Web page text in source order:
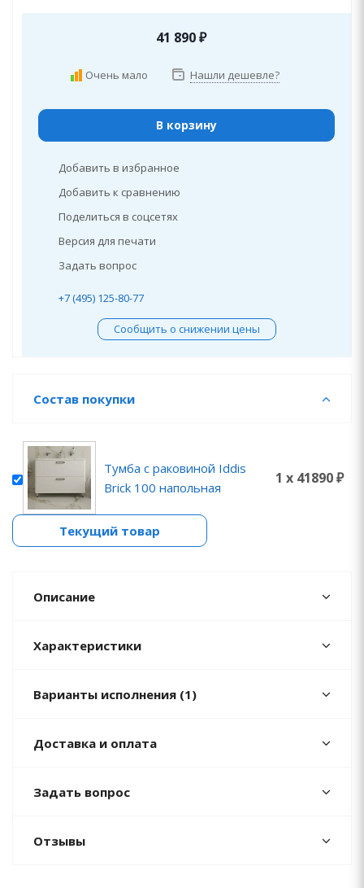
41 890₽
Очень мало Нашли дешевле?
В корзину
Добавить в избранное
Добавить к сравнению
Поделиться в соцсетях
Версия для печати
Задать вопрос
+7 (495) 125-80-77
Сообщить о снижении цены
Состав покупки
Тумба с раковиной Iddis
Brick 100 напольная
1 x 41890 ₽
Текущий товар
Описание
Характеристики
Варианты исполнения (1)
Доставка и оплата
Задать вопрос
Отзывы